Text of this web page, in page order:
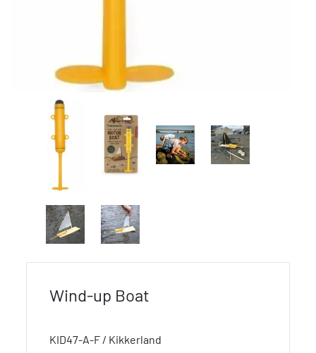
Wind-up Boat
KID47-A-F / Kikkerland